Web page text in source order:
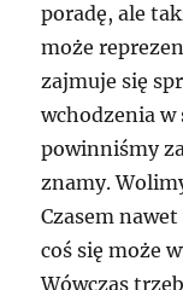
poradę, ale
może
zajmuje się
wchodzenia w
powinniśmy
znamy.
Czasem
coś się może
Wówczas